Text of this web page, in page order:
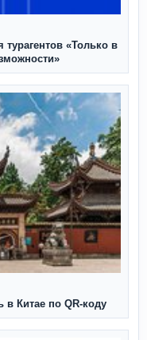
турагентов «Только в
в Китае по QR‑коду